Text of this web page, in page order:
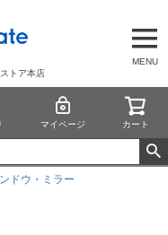
MENU
トア本店
マイページ カート
ドウ・ミラー